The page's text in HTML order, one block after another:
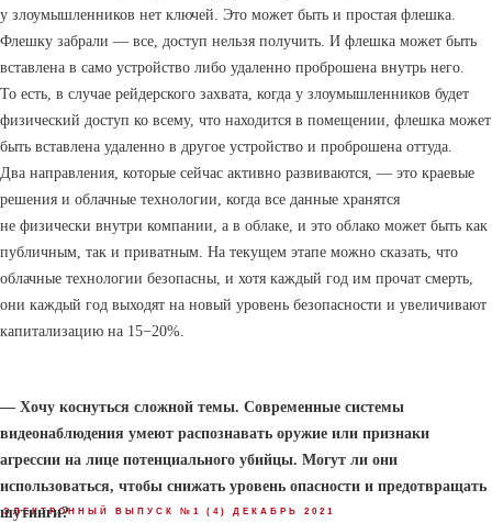
ЭЛЕКТРОННЫЙ ВЫПУСК №1 (4) ДЕКАБРЬ 2021
у злоумышленников нет ключей. Это может быть и простая флешка.
Флешку забрали — все, доступ нельзя получить. И флешка может быть
вставлена в само устройство либо удаленно проброшена внутрь него.
То есть, в случае рейдерского захвата, когда у злоумышленников будет
физический доступ ко всему, что находится в помещении, флешка может
быть вставлена удаленно в другое устройство и проброшена оттуда.
Два направления, которые сейчас активно развиваются, — это краевые
решения и облачные технологии, когда все данные хранятся
не физически внутри компании, а в облаке, и это облако может быть как
публичным, так и приватным. На текущем этапе можно сказать, что
облачные технологии безопасны, и хотя каждый год им прочат смерть,
они каждый год выходят на новый уровень безопасности и увеличивают
капитализацию на 15−20%.
— Хочу коснуться сложной темы. Современные системы
видеонаблюдения умеют распознавать оружие или признаки
агрессии на лице потенциального убийцы. Могут ли они
использоваться, чтобы снижать уровень опасности и предотвращать
шутинги?